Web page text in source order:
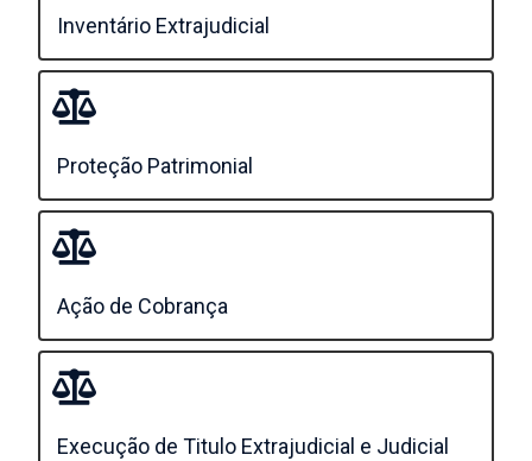
Inventário Extrajudicial
Proteção Patrimonial
Ação de Cobrança
Execução de Titulo Extrajudicial e Judicial